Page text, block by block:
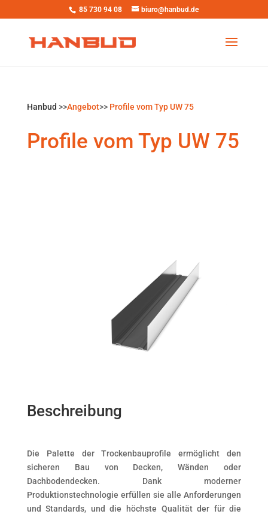
85 730 94 08 biuro@hanbud.de
Hanbud >>Angebot>>Profile vom Typ UW 75
Profile vom Typ UW 75
Beschreibung
Die Palette der Trockenbauprofile ermöglicht den
sicheren Bau von Decken, Wänden oder
Dachbodendecken. Dank moderner
Produktionstechnologie erfüllen sie alle Anforderungen
und Standards, und die höchste Qualität der für die